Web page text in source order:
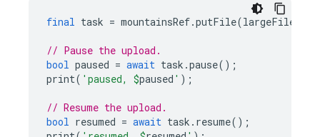
final task = mountainsRef.putFile(largeFile
// Pause the upload.
bool paused = await task .pause();
print( 'paused, $paused ' );
// Resume the upload.
bool resumed = await task . resume();